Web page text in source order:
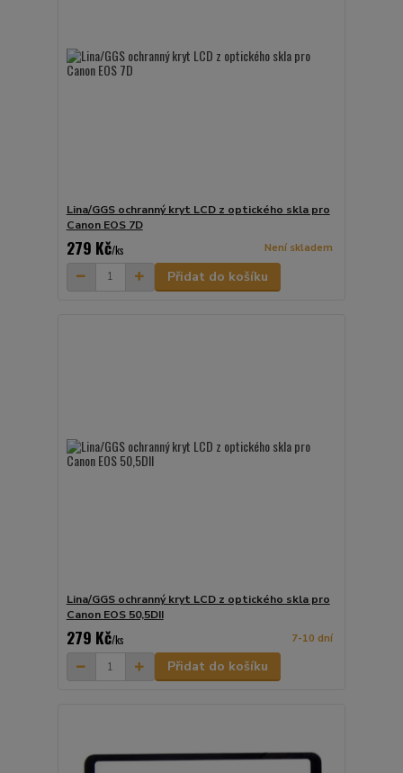
Lina/GGS ochranný kryt LCD z optického skla pro
Canon EOS 7D
279 Kč/ks Není skladem
Přidat do košíku
Lina/GGS ochranný kryt LCD z optického skla pro
Canon EOS 50,5DII
279 Kč/ks 7-10 dní
Přidat do košíku